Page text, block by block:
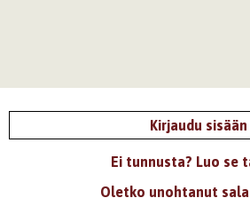
Kirjaudu sisään
Ei tunnusta? Luo se
Oletko unohtanut